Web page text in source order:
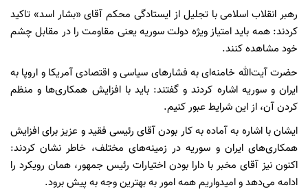
رهبر انقلاب اسلامی با تجلیل از ایستادگی محکم آقای «بشار اسد» تاکید
کردند: همه باید امتیاز ویژه دولت سوریه یعنی مقاومت را در مقابل چشم
خود مشاهده کنند.
حضرت آیت‌الله خامنه‌ای به فشارهای سیاسی و اقتصادی آمریکا و اروپا به
ایران و سوریه اشاره کردند و گفتند: باید با افزایش همکاری‌ها و منظم
کردن آن، از این شرایط عبور کنیم.
ایشان با اشاره به آماده به کار بودن آقای رئیسی فقید و عزیز برای افزایش
همکاری‌های ایران و سوریه در زمینه‌های مختلف، خاطر نشان کردند:
اکنون نیز آقای مخبر با دارا بودن اختیارات رئیس جمهور، همان رویکرد را
ادامه می‌دهد و امیدواریم همه امور به بهترین وجه به پیش برود.